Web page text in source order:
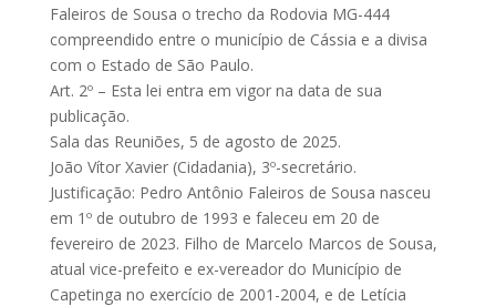
Faleiros de Sousa o trecho da Rodovia MG-444
compreendido entre o município de Cássia e a divisa
com o Estado de São Paulo.
Art. 2º – Esta lei entra em vigor na data de sua
publicação.
Sala das Reuniões, 5 de agosto de 2025.
João Vítor Xavier (Cidadania), 3º-secretário.
Justificação: Pedro Antônio Faleiros de Sousa nasceu
em 1º de outubro de 1993 e faleceu em 20 de
fevereiro de 2023. Filho de Marcelo Marcos de Sousa,
atual vice-prefeito e ex-vereador do Município de
Capetinga no exercício de 2001-2004, e de Letícia